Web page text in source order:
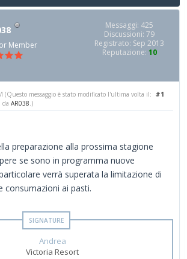
Member
Messaggi: 425
Discussioni: 79
Registrato: Sep 2013
Reputazione: 10
#1
(Questo messaggio è stato modificato l'ultima volta il:
da AR038 .)
preparazione alla prossima stagione
se sono in programma nuove
verrà superata la limitazione di
consumazioni ai pasti.
Andrea
Victoria Resort